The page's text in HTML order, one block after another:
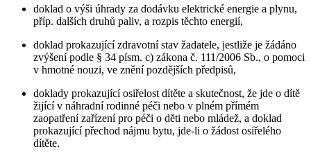
doklad o výši úhrady za dodávku elektrické energie a plynu,
příp. dalších druhů paliv, a rozpis těchto energií,
doklad prokazující zdravotní stav žadatele, jestliže je žádáno
zvýšení podle § 34 písm. c) zákona č. 111/2006 Sb., o pomoci
v hmotné nouzi, ve znění pozdějších předpisů,
doklady prokazující osiřelost dítěte a skutečnost, že jde o dítě
žijící v náhradní rodinné péči nebo v plném přímém
zaopatření zařízení pro péči o děti nebo mládež, a doklad
prokazující přechod nájmu bytu, jde-li o žádost osiřelého
dítěte.